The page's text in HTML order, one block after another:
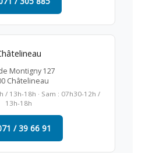
Montigny 127
Châtelineau
/ 13h-18h · Sam : 07h30-12h /
13h-18h
/ 39 66 91